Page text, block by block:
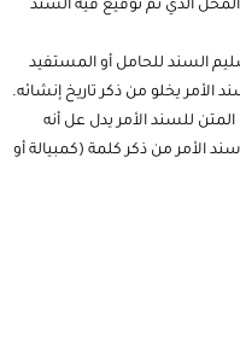
الذي تم توقيع فيه السند
السند للحامل أو المستفيد
الأمر يخلو من ذكر تاريخ إنشائه.
للسند الأمر يدل عل أنه
الأمر من ذكر كلمة (كمبيالة أو